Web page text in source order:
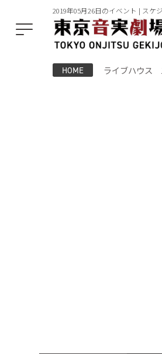
2019年05月26日のイベント | スケ
HOME ライブハウス